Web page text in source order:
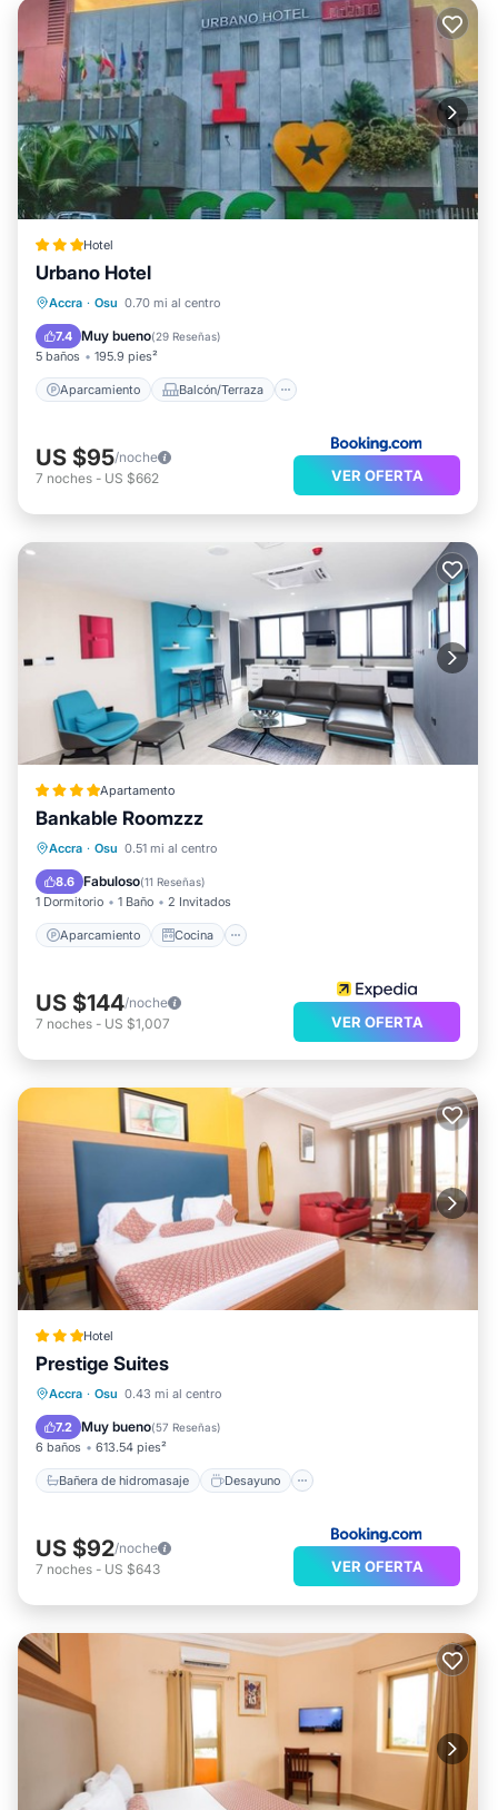
Hotel
Urbano Hotel
Accra · Osu 0.70 mi al centro
7.4 Muy bueno(29 Reseñas)
5 baños 195.9 pies²
Aparcamiento Balcón/Terraza
Aparcamiento
Aire acondicionado
US $95/noche
7 noches - US $662 VER OFERTA
Apartamento
Bankable Roomzzz
Accra · Osu 0.51 mi al centro
8.6 Fabuloso(11 Reseñas)
1 Dormitorio 1 Baño 2 Invitados
Aparcamiento Cocina
Aparcamiento
Aire acondicionado
US $144/noche
7 noches - US $1,007 VER OFERTA
Hotel
Prestige Suites
Accra · Osu 0.43 mi al centro
7.2 Muy bueno(57 Reseñas)
6 baños 613.54 pies²
Bañera de hidromasaje Desayuno
Bañera de hidromasaje
Aparcamiento
US $92/noche
7 noches - US $643 VER OFERTA